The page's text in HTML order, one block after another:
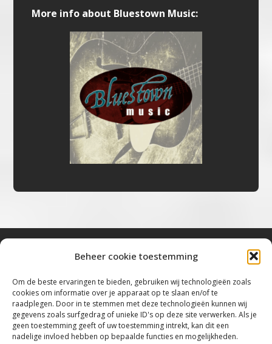
Beheer cookie toestemming
Om de beste ervaringen te bieden, gebruiken wij technologieën zoals
cookies om informatie over je apparaat op te slaan en/of te
raadplegen. Door in te stemmen met deze technologieën kunnen wij
gegevens zoals surfgedrag of unieke ID's op deze site verwerken. Als je
geen toestemming geeft of uw toestemming intrekt, kan dit een
nadelige invloed hebben op bepaalde functies en mogelijkheden.
More info about Bluestown Music:
“Voor de mooiste Blues, Rock, Roots &
Americana”